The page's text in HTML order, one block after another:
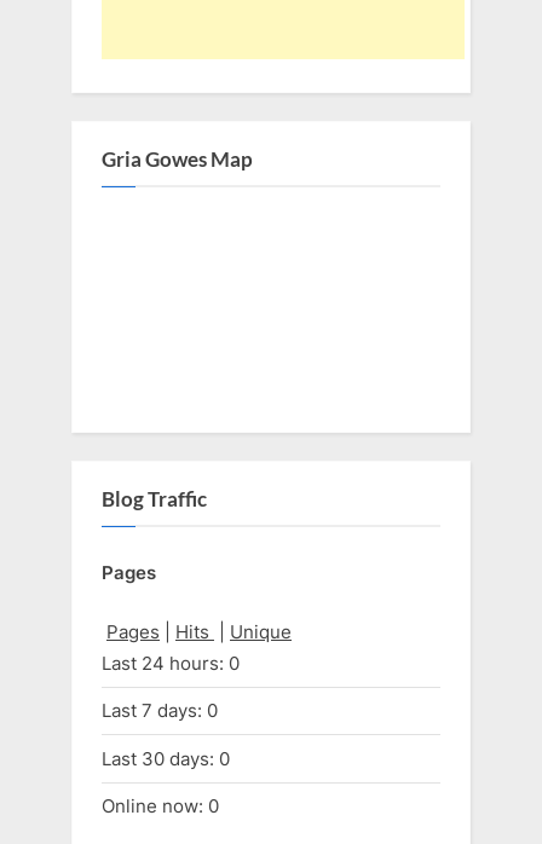
Gria Gowes Map
Blog Traffic
Pages
Pages Hits
Unique
Last 24 hours: 0
Last 7 days: 0
Last 30 days: 0
Online now: 0